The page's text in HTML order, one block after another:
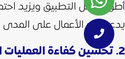
أطول داخل التطبيق ويزيد
يدعم نمو الأعمال على المدى
2. تحسين كفاءة العمليات الداخلية